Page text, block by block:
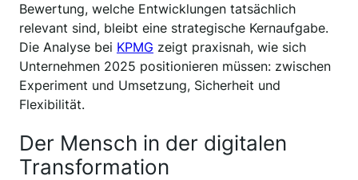
Bewertung, welche Entwicklungen tatsächlich
relevant sind, bleibt eine strategische Kernaufgabe.
Die Analyse bei KPMG zeigt praxisnah, wie sich
Unternehmen 2025 positionieren müssen: zwischen
Experiment und Umsetzung, Sicherheit und
Flexibilität.
Der Mensch in der digitalen
Transformation